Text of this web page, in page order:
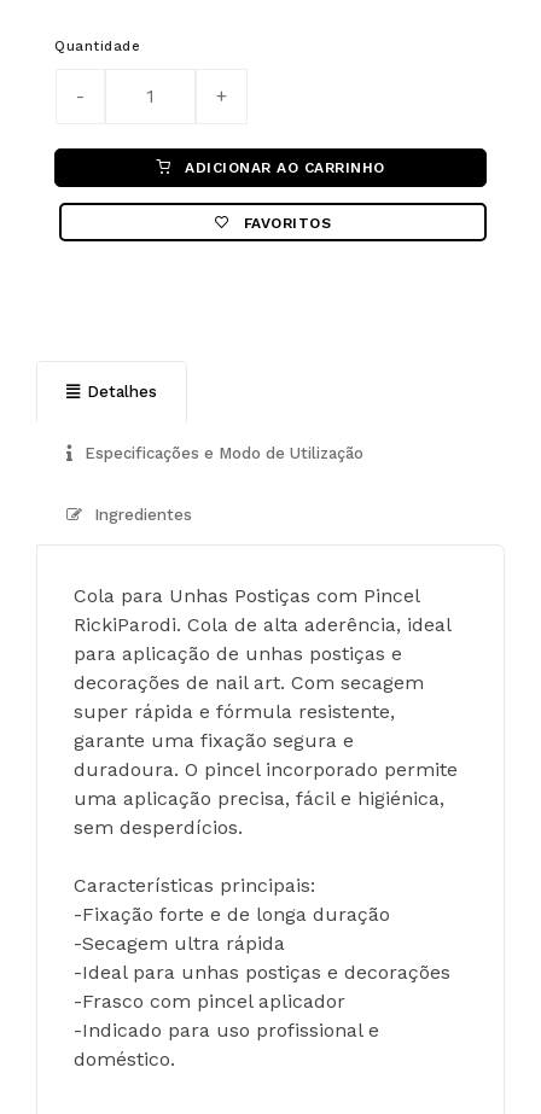
Quantidade
ADICIONAR AO CARRINHO
FAVORITOS
Detalhes
Especificações e Modo de Utilização
Ingredientes
Cola para Unhas Postiças com Pincel
RickiParodi. Cola de alta aderência, ideal
para aplicação de unhas postiças e
decorações de nail art. Com secagem
super rápida e fórmula resistente,
garante uma fixação segura e
duradoura. O pincel incorporado permite
uma aplicação precisa, fácil e higiénica,
sem desperdícios.
Características principais:
-Fixação forte e de longa duração
-Secagem ultra rápida
-Ideal para unhas postiças e decorações
-Frasco com pincel aplicador
-Indicado para uso profissional e
doméstico.